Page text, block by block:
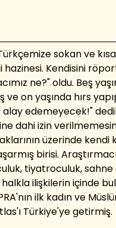
sokan ve
hazinesi. Kendisini
ne?" oldu. Beş
on yaşında hırs
edemeyecek!"
dahi izin
üzerinde kendi
birisi.
tiyatroculuk,
ilişkilerin içinde
ilk kadın ve
Türkiye'ye getirmiş.